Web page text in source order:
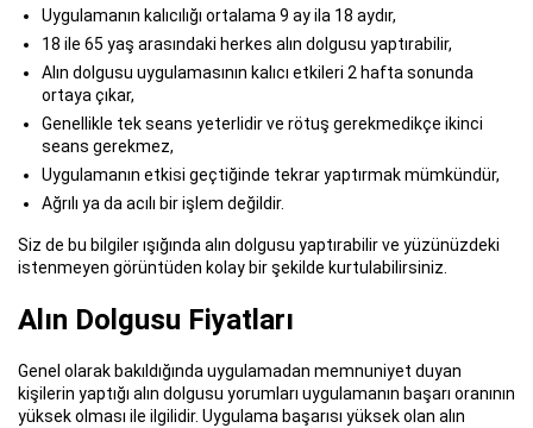
Uygulamanın kalıcılığı ortalama 9 ay ila 18 aydır,
18 ile 65 yaş arasındaki herkes alın dolgusu yaptırabilir,
Alın dolgusu uygulamasının kalıcı etkileri 2 hafta sonunda
ortaya çıkar,
Genellikle tek seans yeterlidir ve rötuş gerekmedikçe ikinci
seans gerekmez,
Uygulamanın etkisi geçtiğinde tekrar yaptırmak mümkündür,
Ağrılı ya da acılı bir işlem değildir.
Siz de bu bilgiler ışığında alın dolgusu yaptırabilir ve yüzünüzdeki
istenmeyen görüntüden kolay bir şekilde kurtulabilirsiniz.
Alın Dolgusu Fiyatları
Genel olarak bakıldığında uygulamadan memnuniyet duyan
kişilerin yaptığı alın dolgusu yorumları uygulamanın başarı oranının
yüksek olması ile ilgilidir. Uygulama başarısı yüksek olan alın